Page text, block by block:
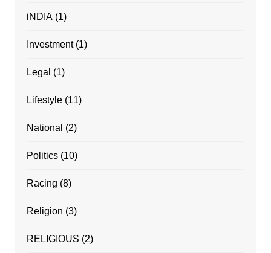
iNDIA(1)
Investment(1)
Legal (1)
Lifestyle(11)
National (2)
Politics(10)
Racing (8)
Religion (3)
RELIGIOUS (2)